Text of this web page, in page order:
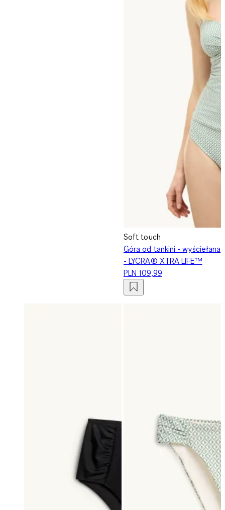
Soft touch
Góra od tankini - wyściełana
- LYCRA® XTRA LIFE™
PLN 109,99